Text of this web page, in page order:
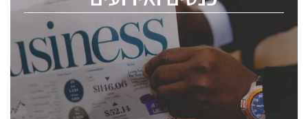
ChipEx2026 will be held on May 12-13, 2026. The
conference is intended for everyone involved in the
semiconductor industry, including engineers,
professional experts, and senior executives.
לחץ לפרטים